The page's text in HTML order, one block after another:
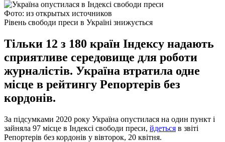
Фото: из открытых источников
Рівень свободи преси в Україні знижується
Тільки 12 з 180 країн Індексу надають
сприятливе середовище для роботи
журналістів. Україна втратила одне
місце в рейтингу Репортерів без
кордонів.
За підсумками 2020 року Україна опустилася на один пункт і
зайняла 97 місце в Індексі свободи преси, йдеться в звіті
Репортерів без кордонів у вівторок, 20 квітня.